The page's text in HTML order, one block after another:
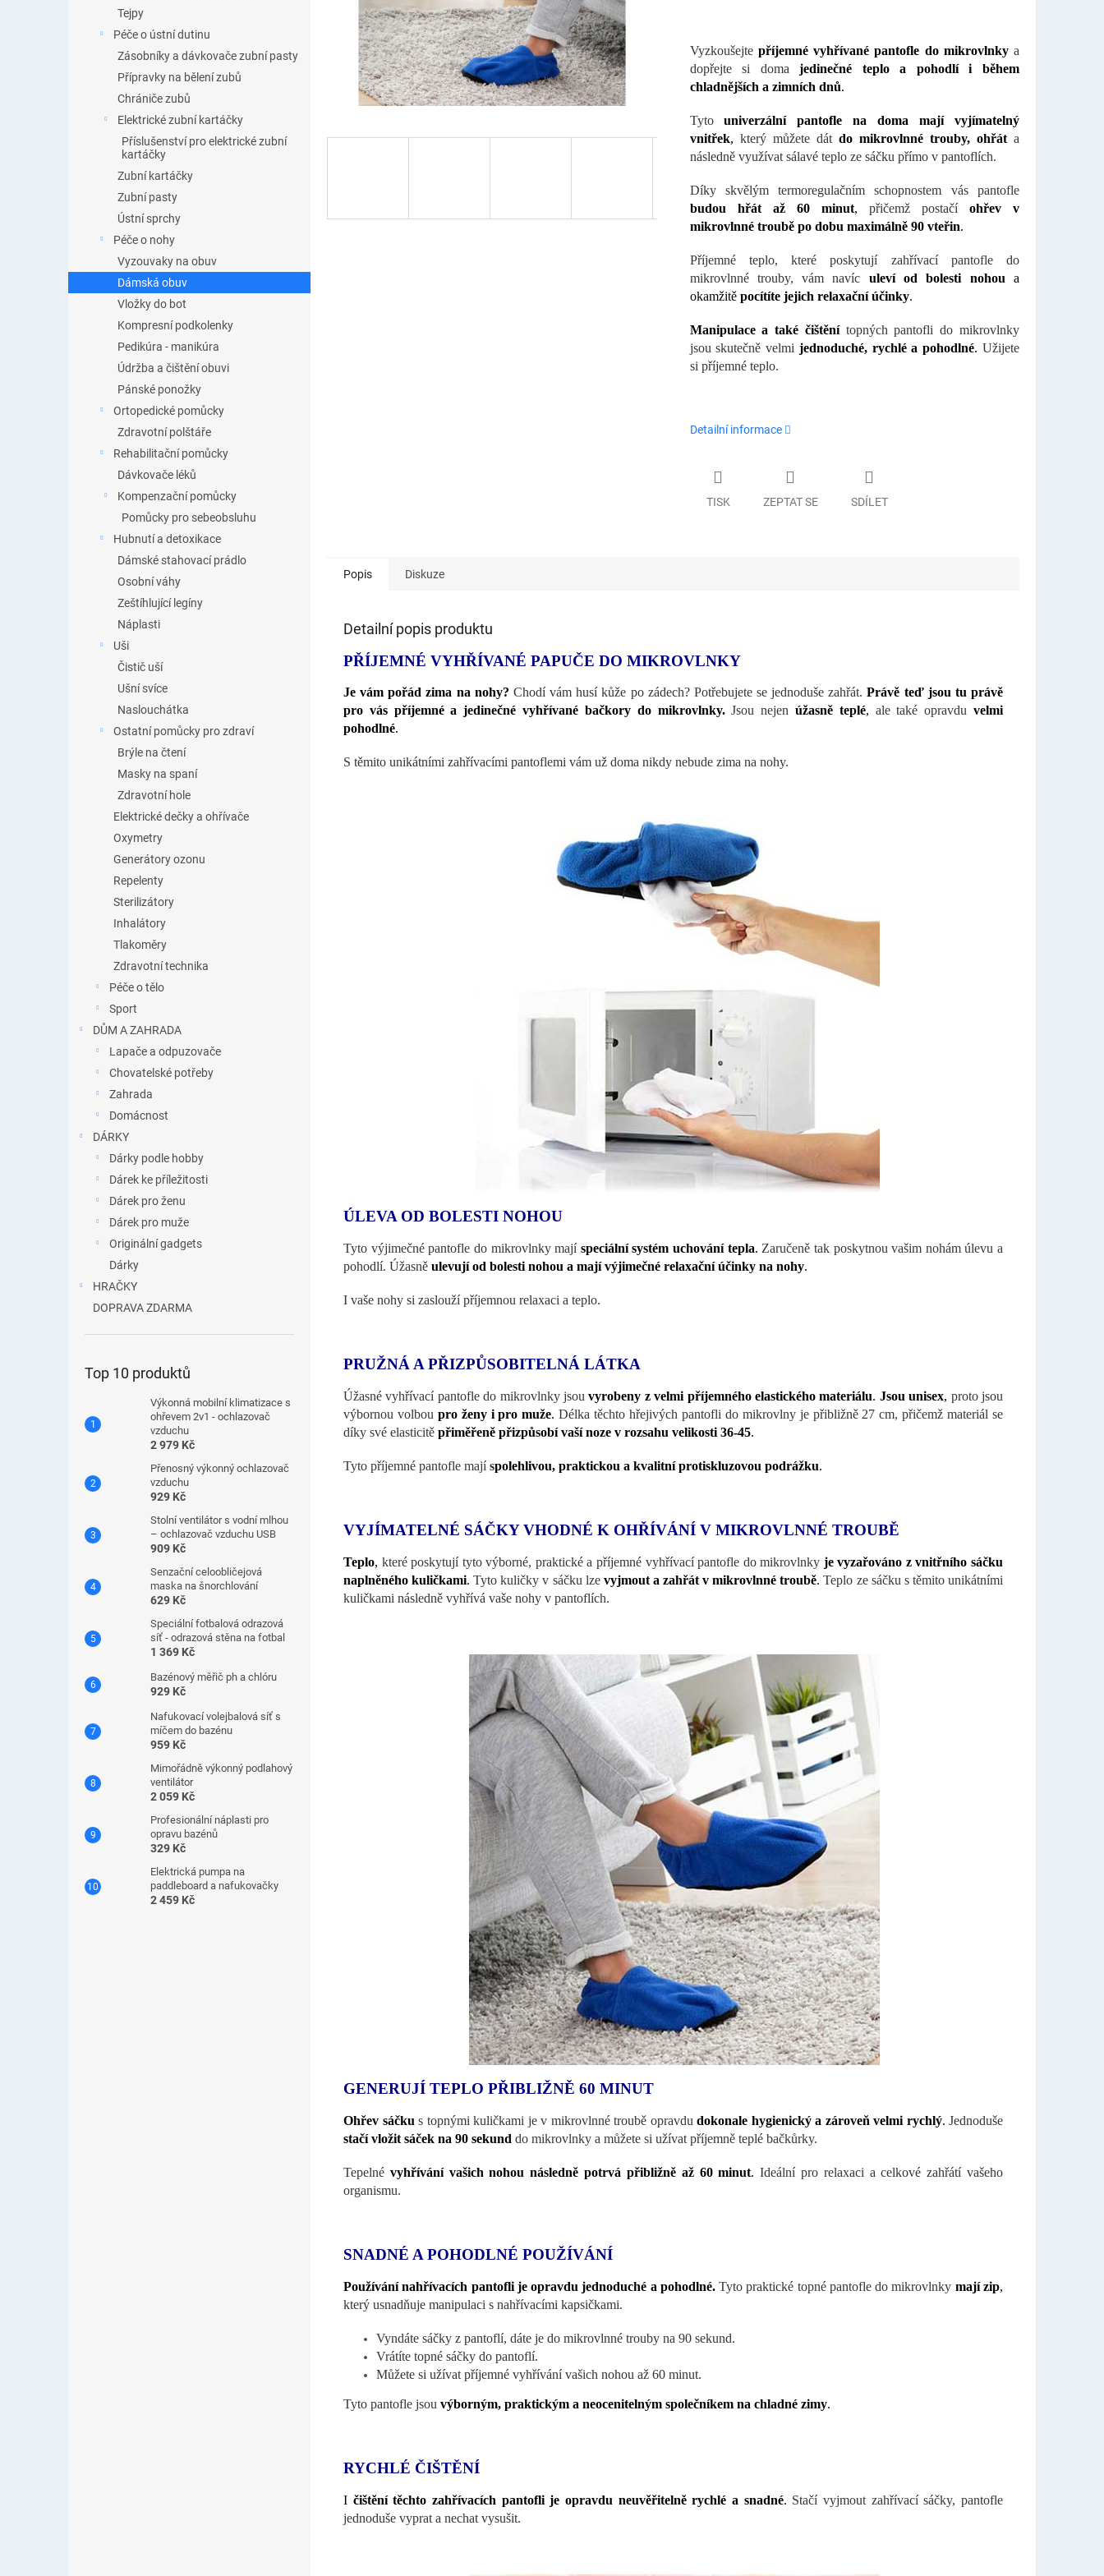
Tejpy
Péče o ústní dutinu
Zásobníky a dávkovače zubní pasty
Přípravky na bělení zubů
Chrániče zubů
Elektrické zubní kartáčky
Příslušenství pro elektrické zubní
kartáčky
Zubní kartáčky
Zubní pasty
Ústní sprchy
Péče o nohy
Vyzouvaky na obuv
Dámská obuv
Vložky do bot
Kompresní podkolenky
Pedikúra - manikúra
Údržba a čištění obuvi
Pánské ponožky
Ortopedické pomůcky
Zdravotní polštáře
Rehabilitační pomůcky
Dávkovače léků
Kompenzační pomůcky
Pomůcky pro sebeobsluhu
Hubnutí a detoxikace
Dámské stahovací prádlo
Osobní váhy
Zeštíhlující legíny
Náplasti
Uši
Čistič uší
Ušní svíce
Naslouchátka
Ostatní pomůcky pro zdraví
Brýle na čtení
Masky na spaní
Zdravotní hole
Elektrické dečky a ohřívače
Oxymetry
Generátory ozonu
Repelenty
Sterilizátory
Inhalátory
Tlakoměry
Zdravotní technika
Péče o tělo
Sport
DŮM A ZAHRADA
Lapače a odpuzovače
Chovatelské potřeby
Zahrada
Domácnost
DÁRKY
Dárky podle hobby
Dárek ke příležitosti
Dárek pro ženu
Dárek pro muže
Originální gadgets
Dárky
HRAČKY
DOPRAVA ZDARMA
Top 10 produktů
Výkonná mobilní klimatizace s
ohřevem 2v1 - ochlazovač
vzduchu
2 979 Kč
Přenosný výkonný ochlazovač
vzduchu
929 Kč
Stolní ventilátor s vodní mlhou
– ochlazovač vzduchu USB
909 Kč
Senzační celoobličejová
maska ​​na šnorchlování
629 Kč
Speciální fotbalová odrazová
síť - odrazová stěna na fotbal
1 369 Kč
Bazénový měřič ph a chlóru
929 Kč
Nafukovací volejbalová síť s
míčem do bazénu
959 Kč
Mimořádně výkonný podlahový
ventilátor
2 059 Kč
Profesionální náplasti pro
opravu bazénů
329 Kč
Elektrická pumpa na
paddleboard a nafukovačky
2 459 Kč
Vyzkoušejte příjemné vyhřívané pantofle do mikrovlnkya
dopřejte si domajedinečné teplo a pohodlí i během
chladnějších a zimních dnů.
Tytouniverzální pantofle na doma mají vyjímatelný
vnitřek, který můžete dát do mikrovlnné trouby, ohřáta
následně využívat sálavé teplo ze sáčku přímo v pantoflích.
Díky skvělým termoregulačním schopnostem vás pantofle
budou hřát až 60 minut, přičemž postačí ohřev v
mikrovlnné troubě po dobu maximálně 90 vteřin.
Příjemné teplo, které poskytují zahřívací pantofle do
mikrovlnné trouby, vám navíc uleví od bolesti nohoua
okamžitě pocítíte jejich relaxační účinky.
Manipulace a také čištěnítopných pantofli do mikrovlnky
jsou skutečně velmi jednoduché, rychlé a pohodlné. Užijete
si příjemné teplo.
Detailní informace
TISK ZEPTAT SE SDÍLET
Popis Diskuze
Detailní popis produktu
PŘÍJEMNÉ VYHŘÍVANÉ PAPUČE DO MIKROVLNKY
Je vám pořád zima na nohy? Chodí vám husí kůže po zádech? Potřebujete se jednoduše zahřát.Právě teď jsou tu právě
pro vás příjemné a jedinečné vyhřívané bačkory do mikrovlnky. Jsou nejen úžasně teplé, ale také opravdu velmi
pohodlné.
S těmito unikátními zahřívacími pantoflemi vám už doma nikdy nebude zima na nohy.
ÚLEVA OD BOLESTI NOHOU
Tyto výjimečné pantofle do mikrovlnky mají speciální systém uchování tepla. Zaručeně tak poskytnou vašim nohám úlevu a
pohodlí. Úžasně ulevují od bolesti nohou a mají výjimečné relaxační účinky na nohy.
I vaše nohy si zaslouží příjemnou relaxaci a teplo.
PRUŽNÁ A PŘIZPŮSOBITELNÁ LÁTKA
Úžasné vyhřívací pantofle do mikrovlnky jsouvyrobeny z velmi příjemného elastického materiálu. Jsou unisex, proto jsou
výbornou volbou pro ženy i pro muže. Délka těchto hřejivých pantofli do mikrovlny je přibližně 27 cm, přičemž materiál se
díky své elasticitě přiměřeně přizpůsobí vaší noze v rozsahu velikosti 36-45.
Tyto příjemné pantofle majíspolehlivou, praktickou a kvalitní protiskluzovou podrážku.
VYJÍMATELNÉ SÁČKY VHODNÉ K OHŘÍVÁNÍ V MIKROVLNNÉ TROUBĚ
Teplo, které poskytují tyto výborné, praktické a příjemné vyhřívací pantofle do mikrovlnky je vyzařováno z vnitřního sáčku
naplněného kuličkami. Tyto kuličky v sáčku lze vyjmout a zahřát v mikrovlnné troubě. Teplo ze sáčku s těmito unikátními
kuličkami následně vyhřívá vaše nohy v pantoflích.
GENERUJÍ TEPLO PŘIBLIŽNĚ 60 MINUT
Ohřev sáčku s topnými kuličkami je v mikrovlnné troubě opravdu dokonale hygienický a zároveň velmi rychlý. Jednoduše
stačí vložit sáček na 90 sekund do mikrovlnky a můžete si užívat příjemně teplé bačkůrky.
Tepelné vyhřívání vašich nohou následně potrvá přibližně až 60 minut. Ideální pro relaxaci a celkové zahřátí vašeho
organismu.
SNADNÉ A POHODLNÉ POUŽÍVÁNÍ
Používání nahřívacích pantofli je opravdu jednoduché a pohodlné. Tyto praktické topné pantofle do mikrovlnky mají zip,
který usnadňuje manipulaci s nahřívacími kapsičkami.
Vyndáte sáčky z pantoflí, dáte je do mikrovlnné trouby na 90 sekund.
Vrátíte topné sáčky do pantoflí.
Můžete si užívat příjemné vyhřívání vašich nohou až 60 minut.
Tyto pantofle jsou výborným, praktickým a neocenitelným společníkem na chladné zimy.
RYCHLÉ ČIŠTĚNÍ
I čištění těchto zahřívacích pantofli je opravdu neuvěřitelně rychlé a snadné. Stačí vyjmout zahřívací sáčky, pantofle
jednoduše vyprat a nechat vysušit.